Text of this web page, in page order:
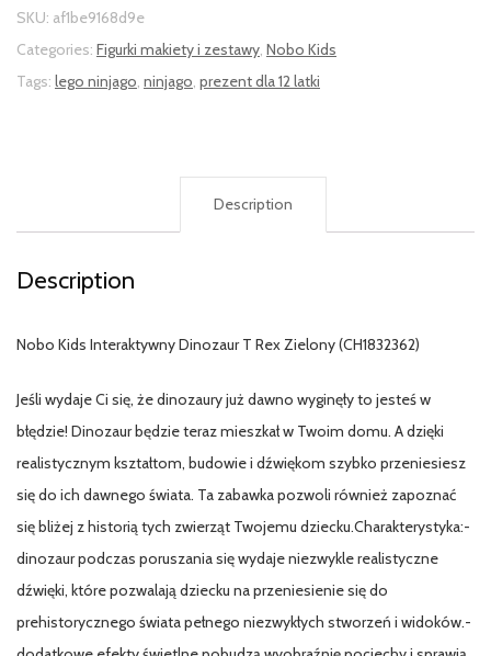
SKU: af1be9168d9e
Categories: Figurki makiety i zestawy, Nobo Kids
Tags: lego ninjago, ninjago, prezent dla 12 latki
Description
Description
Nobo Kids Interaktywny Dinozaur T Rex Zielony (CH1832362)
Jeśli wydaje Ci się, że dinozaury już dawno wyginęły to jesteś w
błędzie! Dinozaur będzie teraz mieszkał w Twoim domu. A dzięki
realistycznym kształtom, budowie i dźwiękom szybko przeniesiesz
się do ich dawnego świata. Ta zabawka pozwoli również zapoznać
się bliżej z historią tych zwierząt Twojemu dziecku.Charakterystyka:-
dinozaur podczas poruszania się wydaje niezwykle realistyczne
dźwięki, które pozwalają dziecku na przeniesienie się do
prehistorycznego świata pełnego niezwykłych stworzeń i widoków.-